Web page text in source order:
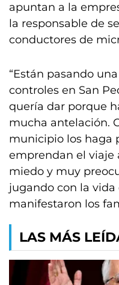
apuntan a la
la responsable de
conductores de
“Están pasando
controles en San
quería dar porque
mucha antelación.
municipio los haga
emprendan el viaje
miedo y muy
jugando con la vida
manifestaron los
LAS MÁS